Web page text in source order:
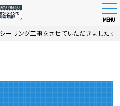
MENU
シーリング工事をさせていただきました☆